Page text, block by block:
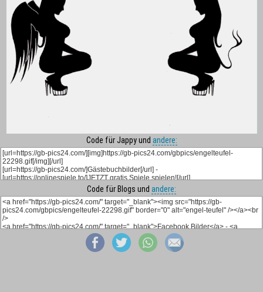
Code für Jappy und andere:
Code für Blogs und andere: